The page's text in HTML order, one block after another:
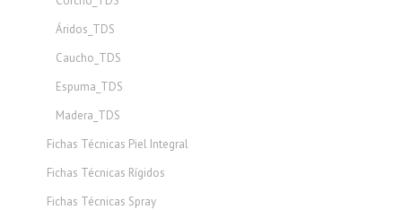
Áridos_TDS
Caucho_TDS
Espuma_TDS
Madera_TDS
Fichas Técnicas Piel Integral
Fichas Técnicas Rígidos
Fichas Técnicas Spray